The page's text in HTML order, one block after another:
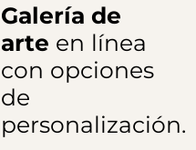
Galería de
arte en línea
con opciones
de
personalización.